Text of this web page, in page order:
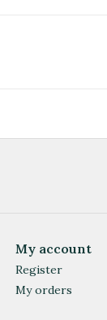
My account
Register
My orders